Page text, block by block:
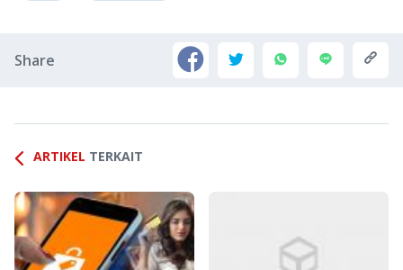
Share
ARTIKEL TERKAIT